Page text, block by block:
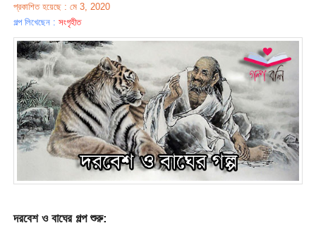
প্রকাশিত হয়েছে : মে 3, 2020
গল্প লিখেছেন :সংগৃহীত
দরবেশ ও বাঘের গল্প শুরু: